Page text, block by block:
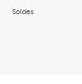
Soldes